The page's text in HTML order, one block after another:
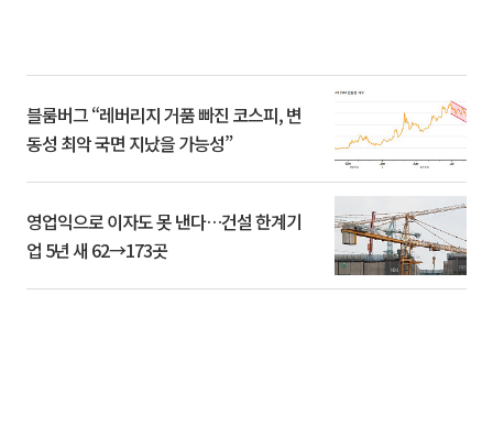
블룸버그 “레버리지 거품 빠진 코스피, 변
동성 최악 국면 지났을 가능성”
영업익으로 이자도 못 낸다…건설 한계기
업 5년 새 62→173곳